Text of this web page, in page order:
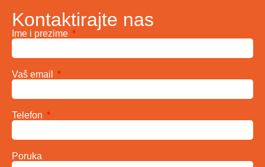
Kontaktirajte nas
Ime i prezime
Vaš email
Telefon
Poruka